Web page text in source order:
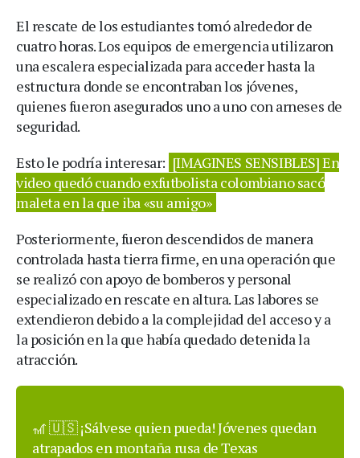
El rescate de los estudiantes tomó alrededor de
cuatro horas. Los equipos de emergencia utilizaron
una escalera especializada para acceder hasta la
estructura donde se encontraban los jóvenes,
quienes fueron asegurados uno a uno con arneses de
seguridad.
Esto le podría interesar: [IMAGINES SENSIBLES] En
video quedó cuando exfutbolista colombiano sacó
maleta en la que iba «su amigo»
Posteriormente, fueron descendidos de manera
controlada hasta tierra firme, en una operación que
se realizó con apoyo de bomberos y personal
especializado en rescate en altura. Las labores se
extendieron debido a la complejidad del acceso y a
la posición en la que había quedado detenida la
atracción.
🎢 🇺🇸 ¡Sálvese quien pueda! Jóvenes quedan
atrapados en montaña rusa de Texas